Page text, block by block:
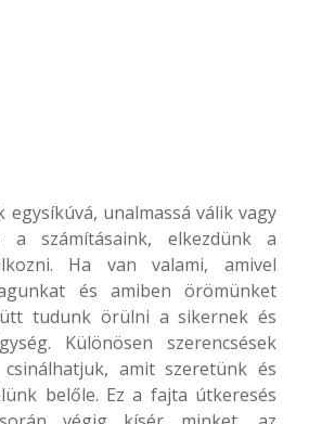
egysíkúvá, unalmassá válik vagy
számításaink, elkezdünk a
Ha van valami, amivel
és amiben örömünket
tudunk örülni a sikernek és
Különösen szerencsések
amit szeretünk és
belőle. Ez a fajta útkeresés